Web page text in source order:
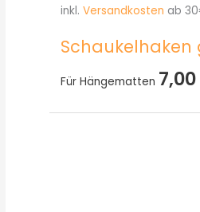
inkl. Versandkosten ab
Schaukelhaken
Für Hängematten 7,00